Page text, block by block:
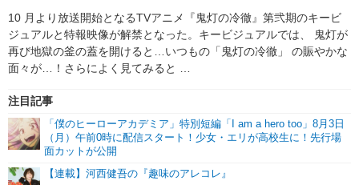
編集部ブログ・お知らせ
10 月より放送開始となるTVアニメ『鬼灯の冷徹』第弐期のキービ
ジュアルと特報映像が解禁となった。キービジュアルでは、 鬼灯が
再び地獄の釜の蓋を開けると…いつもの「鬼灯の冷徹」 の賑やかな
面々が…！さらによく見てみると …
注目記事
「僕のヒーローアカデミア」特別短編「I am a hero too」8月3日
（月）午前0時に配信スタート！少女・エリが高校生に！先行場
面カットが公開
【連載】河西健吾の『趣味のアレコレ』